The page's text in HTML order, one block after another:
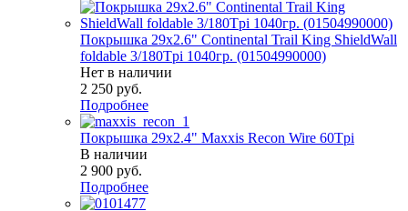
Покрышка 29x2.6" Continental Trail King ShieldWall
foldable 3/180Tpi 1040гр. (01504990000)
Нет в наличии
2 250 руб.
Подробнее
Покрышка 29x2.4" Maxxis Recon Wire 60Tpi
В наличии
2 900 руб.
Подробнее